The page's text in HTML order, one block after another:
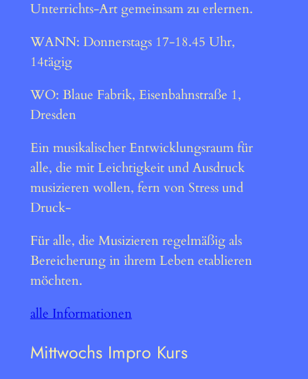
Unterrichts-Art gemeinsam zu erlernen.
WANN: Donnerstags 17-18.45 Uhr,
14tägig
WO: Blaue Fabrik, Eisenbahnstraße 1,
Dresden
Ein musikalischer Entwicklungsraum für
alle, die mit Leichtigkeit und Ausdruck
musizieren wollen, fern von Stress und
Druck-
Für alle, die Musizieren regelmäßig als
Bereicherung in ihrem Leben etablieren
möchten.
alle Informationen
Mittwochs Impro Kurs